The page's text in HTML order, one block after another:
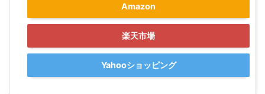
Amazon
楽天市場
Yahooショッピング